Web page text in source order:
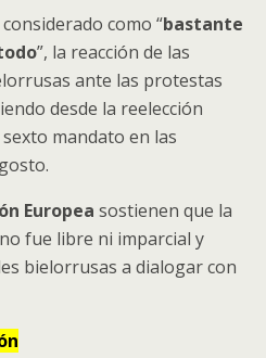
como “bastante
”, la reacción de las
ante las protestas
desde la reelección
mandato en las
Europea sostienen que la
fue libre ni imparcial y
bielorrusas a dialogar con